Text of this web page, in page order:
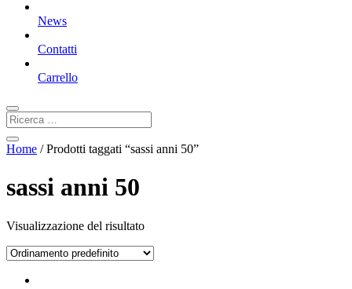
News
Contatti
Carrello
Home / Prodotti taggati “sassi anni 50”
sassi anni 50
Visualizzazione del risultato